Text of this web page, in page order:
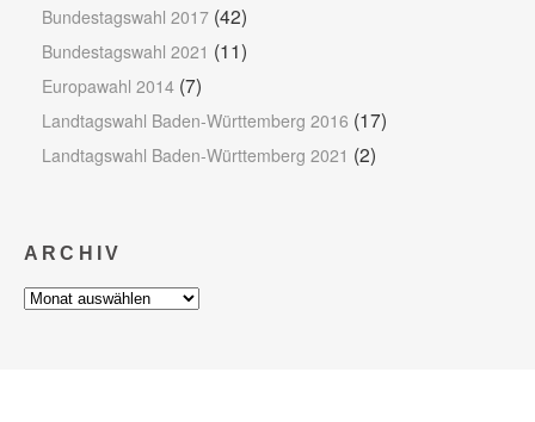
Bundestagswahl 2017 (42)
Bundestagswahl 2021 (11)
Europawahl 2014 (7)
Landtagswahl Baden-Württemberg 2016 (17)
Landtagswahl Baden-Württemberg 2021 (2)
ARCHIV
Archiv